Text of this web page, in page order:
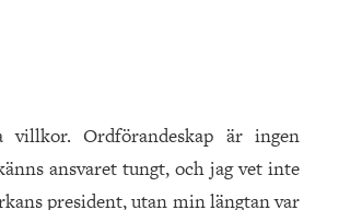
Ordförandeskap är ingen
ansvaret tungt, och jag vet inte
president, utan min längtan var